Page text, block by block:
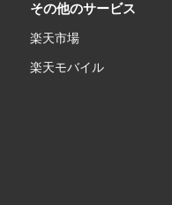
その他のサービス
楽天市場
楽天モバイル